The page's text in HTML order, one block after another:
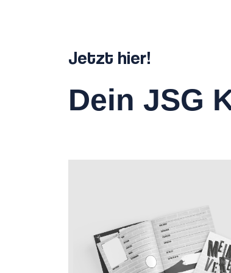
Jetzt hier!
Dein JSG